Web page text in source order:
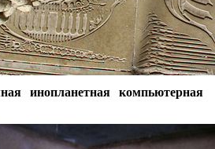
инопланетная компьютерная